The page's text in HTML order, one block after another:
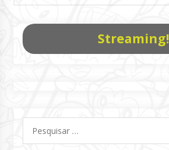
Streaming!
por: